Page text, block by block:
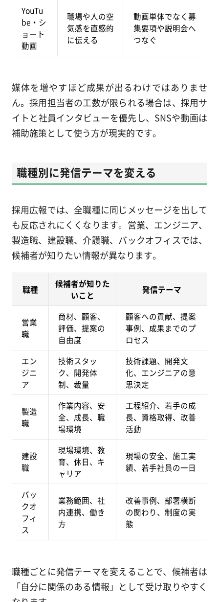
YouTu
be・シ
ョート
動画
職場や人の空
気感を直感的
に伝える
動画単体でなく募
集要項や説明会へ
つなぐ
媒体を増やすほど成果が出るわけではありませ
ん。採用担当者の工数が限られる場合は、採用サ
イトと社員インタビューを優先し、SNSや動画は
補助施策として使う方が現実的です。
職種別に発信テーマを変える
採用広報では、全職種に同じメッセージを出して
も反応されにくくなります。営業、エンジニア、
製造職、建設職、介護職、バックオフィスでは、
候補者が知りたい情報が異なります。
職種
候補者が知りた
いこと
発信テーマ
営業
職
商材、顧客、
評価、提案の
自由度
顧客への貢献、提案
事例、成果までのプ
ロセス
エン
ジニ
ア
技術スタッ
ク、開発体
制、裁量
技術課題、開発文
化、エンジニアの意
思決定
製造
職
作業内容、安
全、成長、職
場環境
工程紹介、若手の成
長、資格取得、改善
活動
建設
職
現場環境、教
育、休日、キ
ャリア
現場の安全、施工実
績、若手社員の一日
バッ
クオ
フィ
ス
業務範囲、社
内連携、働き
方
改善事例、部署横断
の関わり、制度の実
態
職種ごとに発信テーマを変えることで、候補者は
「自分に関係のある情報」として受け取りやすく